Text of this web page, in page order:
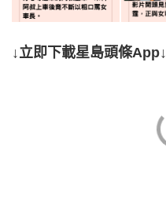
↓立即下載星島頭條App↓